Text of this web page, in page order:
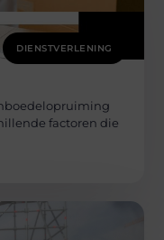
DIENSTVERLENING
factoren die